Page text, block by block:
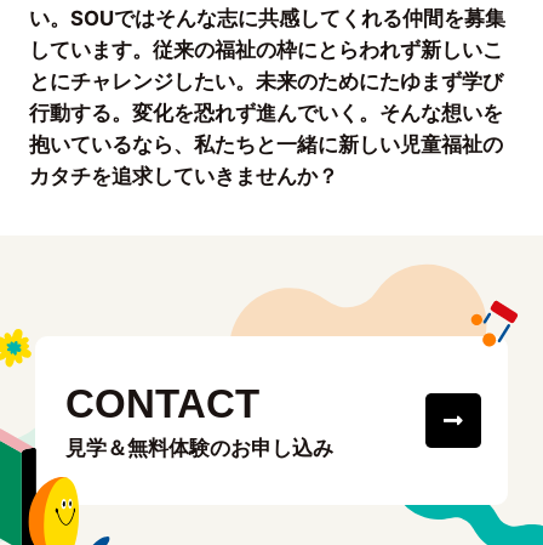
い。SOUではそんな志に共感してくれる仲間を募集
しています。従来の福祉の枠にとらわれず新しいこ
とにチャレンジしたい。未来のためにたゆまず学び
行動する。変化を恐れず進んでいく。そんな想いを
抱いているなら、私たちと一緒に新しい児童福祉の
カタチを追求していきませんか？
CONTACT
見学＆無料体験のお申し込み